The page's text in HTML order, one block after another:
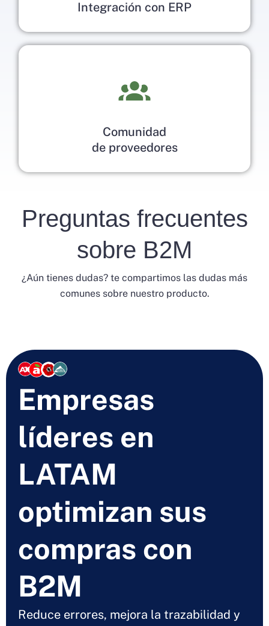
Integración con ERP
Comunidad
de proveedores
Preguntas frecuentes
sobre B2M
¿Aún tienes dudas? te compartimos las dudas más
comunes sobre nuestro producto.
Empresas
líderes en
LATAM
optimizan sus
compras con
B2M
Reduce errores, mejora la trazabilidad y